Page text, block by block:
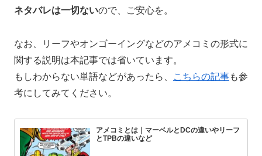
ネタバレは一切ないので、ご安心を。
なお、リーフやオンゴーイングなどのアメコミの形式に
関する説明は本記事では省いています。
もしわからない単語などがあったら、
こちらの記事も参
考にしてみてください。
アメコミとは｜マーベルとDCの違いやリーフ
とTPBの違いなど